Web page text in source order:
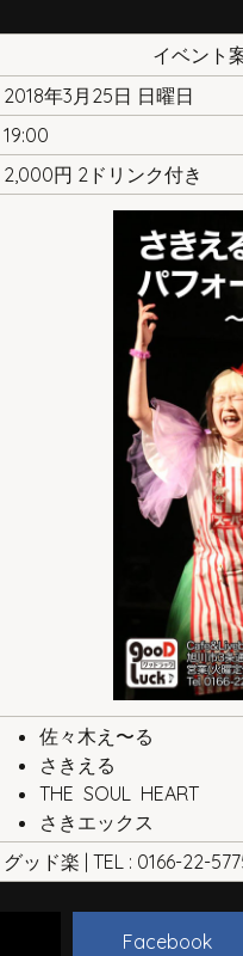
イベント
2018年3月25日 日曜日
19:00
2,000円 2ドリンク付き
佐々木え〜る
さきえる
THE SOUL HEART
さきエックス
グッド楽 | TEL : 0166-22-
Facebook